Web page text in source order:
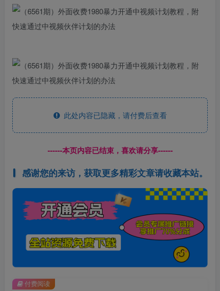
此处内容已隐藏，请付费后查看
------本页内容已结束，喜欢请分享------
感谢您的来访，获取更多精彩文章请收藏本站。
付费阅读